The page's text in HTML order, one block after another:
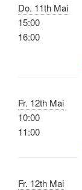
Do. 11th Mai
15:00
16:00
Fr. 12th Mai
10:00
11:00
Fr. 12th Mai